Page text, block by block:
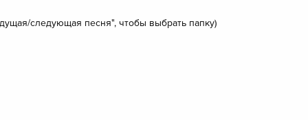
следующая песня", чтобы выбрать папку)